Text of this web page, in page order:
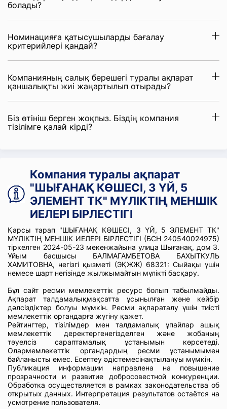
болады?
Номинацияға қатысушыларды бағалау
критерийлері қандай?
Компанияның салық берешегі туралы ақпарат
қаншалықты жиі жаңартылып отырады?
Біз өтініш берген жоқпыз. Біздің компания
тізілімге қалай кірді?
Компания туралы ақпарат
"ШЫҒАНАҚ КӨШЕСІ, 3 ҮЙ, 5
ЭЛЕМЕНТ ТК" МҮЛІКТІҢ МЕНШІК
ИЕЛЕРІ БІРЛЕСТІГІ
Қарсы тарап "ШЫҒАНАҚ КӨШЕСІ, 3 ҮЙ, 5 ЭЛЕМЕНТ ТК"
МҮЛІКТІҢ МЕНШІК ИЕЛЕРІ БІРЛЕСТІГІ (БСН 240540024975)
тіркелген 2024-05-23 мекенжайына улица Шығанақ, дом 3.
Ұйым басшысы БАЛМАГАМБЕТОВА БАХЫТКУЛЬ
ХАМИТОВНА, негізгі қызметі (ЭҚЖЖ) 68321: Сыйақы үшін
немесе шарт негізінде жылжымайтын мүлікті басқару.
Бұл сайт ресми мемлекеттік ресурс болып табылмайды.
Ақпарат талдамалықмақсатта ұсынылған және кейбір
дәлсіздіктер болуы мүмкін. Ресми ақпараталу үшін тиісті
мемлекеттік органдарға жүгіну қажет.
Рейтингтер, тізілімдер мен талдамалық ұпайлар ашық
мемлекеттік деректергенегізделген және жобаның
тәуелсіз сараптамалық ұстанымын көрсетеді.
Олармемлекеттік органдардың ресми ұстанымымен
байланысты емес. Есептеу әдістемесінақтылануы мүмкін.
Публикация информации направлена на повышение
прозрачности и развитие добросовестной конкуренции.
Обработка осуществляется в рамках законодательства об
открытых данных. Интерпретация результатов остаётся на
усмотрение пользователя.